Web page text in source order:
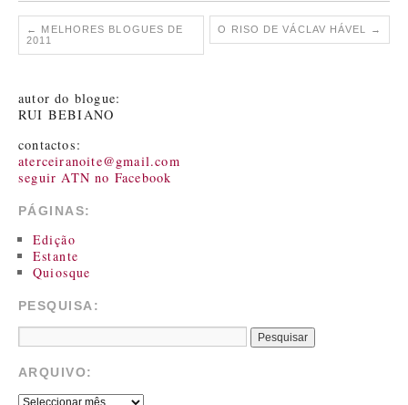
←
MELHORES BLOGUES DE
2011
O RISO DE VÁCLAV HÁVEL →
autor do blogue:
RUI BEBIANO
contactos:
aterceiranoite@gmail.com
seguir ATN no Facebook
PÁGINAS:
Edição
Estante
Quiosque
PESQUISA:
ARQUIVO: